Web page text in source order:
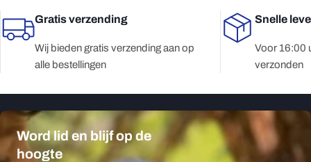
Gratis verzending
Wij bieden gratis verzending aan op
alle bestellingen
Snelle
Voor 16:00
verzonden
Word lid en blijf op de
hoogte